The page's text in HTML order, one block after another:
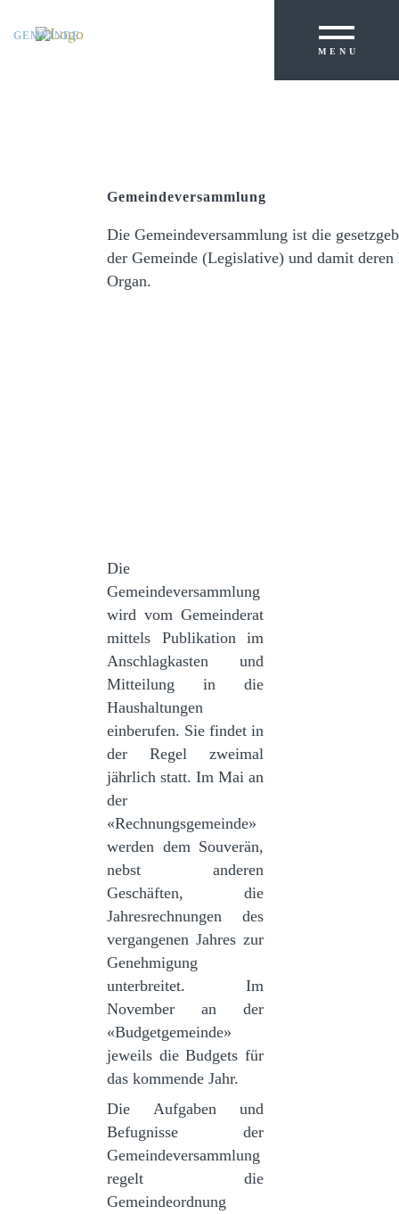
MENU
GEMEINDE
PRIMARSCHULE
Gemeindeversammlung
Die Gemeindeversammlung ist die
der Gemeinde (Legislative) und damit deren
Organ.
Die
Gemeindeversammlung
wird vom Gemeinderat
mittels Publikation im
Anschlagkasten und
Mitteilung in die
Haushaltungen
einberufen. Sie findet in
der Regel zweimal
jährlich statt. Im Mai an
der
«Rechnungsgemeinde»
werden dem Souverän,
nebst anderen
Geschäften, die
Jahresrechnungen des
vergangenen Jahres zur
Genehmigung
unterbreitet. Im
November an der
«Budgetgemeinde»
jeweils die Budgets für
das kommende Jahr.
Die Aufgaben und
Befugnisse der
Gemeindeversammlung
regelt die
Gemeindeordnung